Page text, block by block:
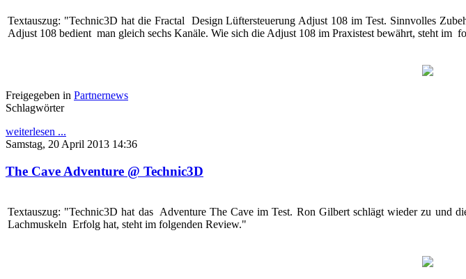
Textauszug: "Technic3D hat die Fractal Design Lüftersteuerung Adjust 108 im Test. Sinnvolles
Adjust 108 bedient man gleich sechs Kanäle. Wie sich die Adjust 108 im Praxistest bewährt, steht im
Freigegeben in Partnernews
Schlagwörter
weiterlesen ...
Samstag, 20 April 2013 14:36
The Cave Adventure @ Technic3D
Textauszug: "Technic3D hat das Adventure The Cave im Test. Ron Gilbert schlägt wieder zu
Lachmuskeln Erfolg hat, steht im folgenden Review."